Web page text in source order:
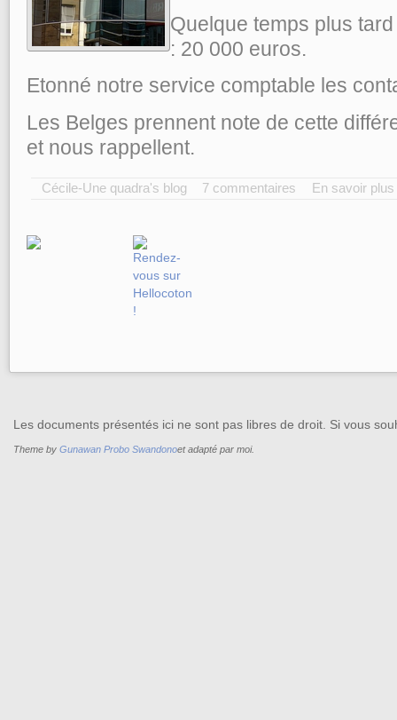
Quelque temps plus
: 20 000 euros.
Etonné notre service comptable les
Les Belges prennent note de cette
et nous rappellent.
Cécile-Une quadra's blog 7 commentaires En savoir plus
Les documents présentés ici ne sont pas libres de droit. Si vous
Theme by Gunawan Probo Swandonoet adapté par moi.